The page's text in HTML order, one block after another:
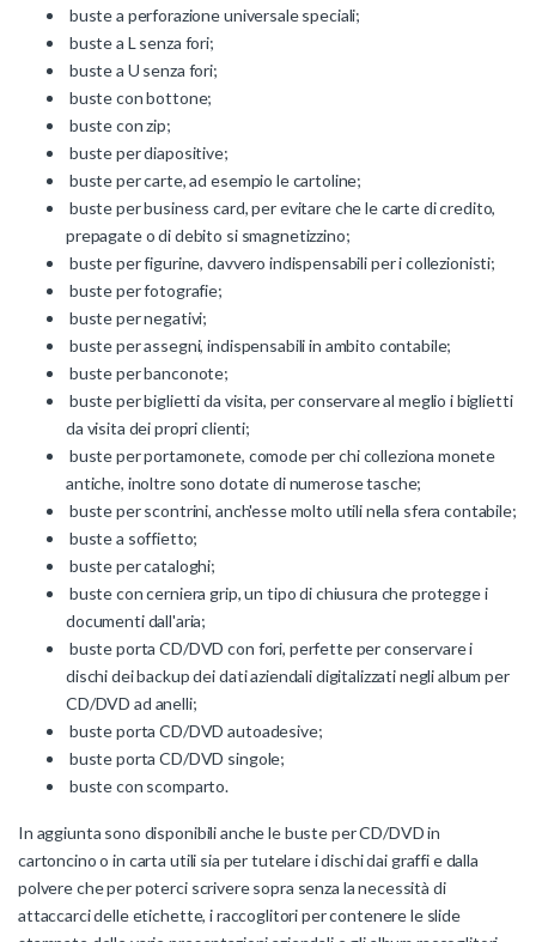
buste a perforazione universale speciali;
buste a L senza fori;
buste a U senza fori;
buste con bottone;
buste con zip;
buste per diapositive;
buste per carte, ad esempio le cartoline;
buste per business card, per evitare che le carte di credito,
prepagate o di debito si smagnetizzino;
buste per figurine, davvero indispensabili per i collezionisti;
buste per fotografie;
buste per negativi;
buste per assegni, indispensabili in ambito contabile;
buste per banconote;
buste per biglietti da visita, per conservare al meglio i biglietti
da visita dei propri clienti;
buste per portamonete, comode per chi colleziona monete
antiche, inoltre sono dotate di numerose tasche;
buste per scontrini, anch'esse molto utili nella sfera contabile;
buste a soffietto;
buste per cataloghi;
buste con cerniera grip, un tipo di chiusura che protegge i
documenti dall'aria;
buste porta CD/DVD con fori, perfette per conservare i
dischi dei backup dei dati aziendali digitalizzati negli album per
CD/DVD ad anelli;
buste porta CD/DVD autoadesive;
buste porta CD/DVD singole;
buste con scomparto.
In aggiunta sono disponibili anche le buste per CD/DVD in
cartoncino o in carta utili sia per tutelare i dischi dai graffi e dalla
polvere che per poterci scrivere sopra senza la necessità di
attaccarci delle etichette, i raccoglitori per contenere le slide